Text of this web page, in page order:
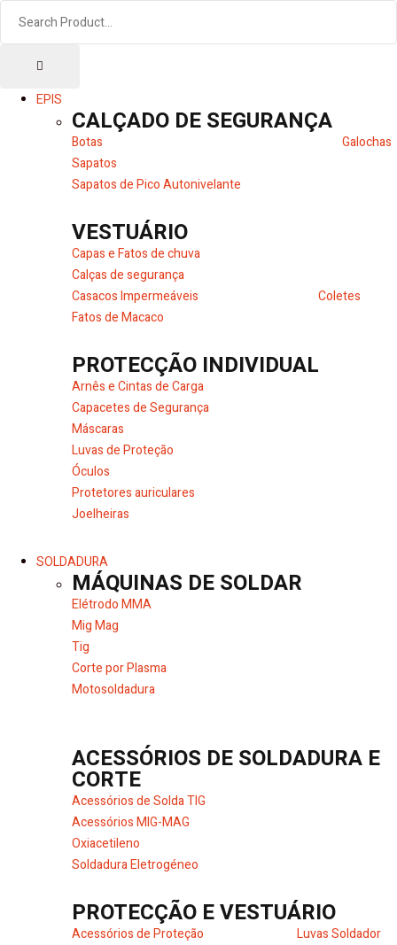
EPIS
CALÇADO DE SEGURANÇA
Botas
Galochas
Sapatos
Sapatos de Pico Autonivelante
VESTUÁRIO
Capas e Fatos de chuva
Calças de segurança
Casacos Impermeáveis
Coletes
Fatos de Macaco
PROTECÇÃO INDIVIDUAL
Arnês e Cintas de Carga
Capacetes de Segurança
Máscaras
Luvas de Proteção
Óculos
Protetores auriculares
Joelheiras
SOLDADURA
MÁQUINAS DE SOLDAR
Elétrodo MMA
Mig Mag
Tig
Corte por Plasma
Motosoldadura
ACESSÓRIOS DE SOLDADURA E
CORTE
Acessórios de Solda TIG
Acessórios MIG-MAG
Oxiacetileno
Soldadura Eletrogéneo
PROTECÇÃO E VESTUÁRIO
Acessórios de Proteção
Luvas Soldador